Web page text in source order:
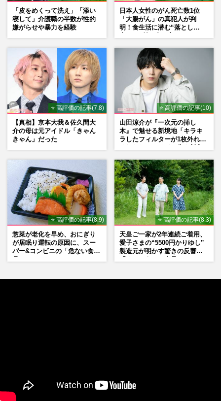
「皮をめくって洗え」「添い
寝して」介護職の半数が性的
嫌がらせや暴力を経験
日本人女性のがん死亡数1位
「大腸がん」の真犯人が判
明！食生活に潜む“落とし
⭐ 高評価の記事(7.8)
【真相】京本大我＆佐久間大
介の母は元アイドル「きゃん
きゃん」だった
⭐ 高評価の記事(10)
山田涼介が『一次元の挿し
木』で魅せる新境地「キラキ
ラしたフィルターが1枚外れて
⭐ 高評価の記事(8.9)
惣菜が老化を早め、おにぎり
が居眠り運転の原因に、スー
パー&コンビニの「危ない食
⭐ 高評価の記事(8.3)
天皇ご一家が2年連続ご着用、
愛子さまの“5500円かりゆし”
製造元が明かす驚きの反響